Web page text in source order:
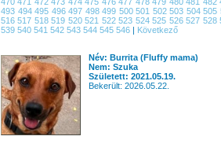
493 494 495 496 497 498 499 500 501 502 503 504 505
516517 518519 520521 522523 524525 526527 528
539 540 541 542 543 544 545 546 | Következő
Név: Burrita (Fluffy mama)
Nem: Szuka
Született: 2021.05.19.
Bekerült: 2026.05.22.